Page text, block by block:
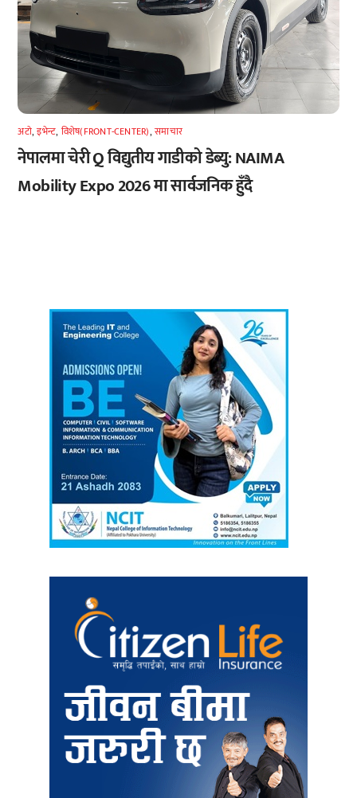
अटाे,इभेन्ट, विशेष(FRONT-CENTER),समाचार
नेपालमा चेरी Q विद्युतीय गाडीको डेब्यु: NAIMA
Mobility Expo 2026 मा सार्वजनिक हुँदै